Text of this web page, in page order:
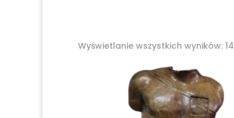
Wyświetlanie wszystkich wyników: 14